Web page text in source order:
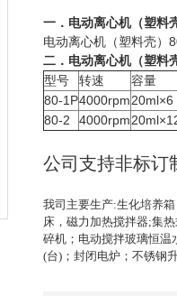
一．电动离心机（塑料
电动离心机（塑料壳）
二．电动离心机（塑料
型号
转速
容量
80-1P4000rpm20ml×6
80-2
4000rpm
公司支持非标订
我司主要生产:生化培养
床，磁力加热搅拌器;集
碎机；电动搅拌玻璃恒温
(台)；封闭电炉；不锈钢